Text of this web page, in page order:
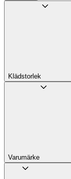
Klädstorlek
Varumärke